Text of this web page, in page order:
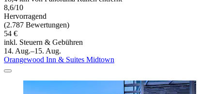
8,6/10
Hervorragend
(2.787 Bewertungen)
54 €
inkl. Steuern & Gebühren
14. Aug.–15. Aug.
Orangewood Inn & Suites Midtown